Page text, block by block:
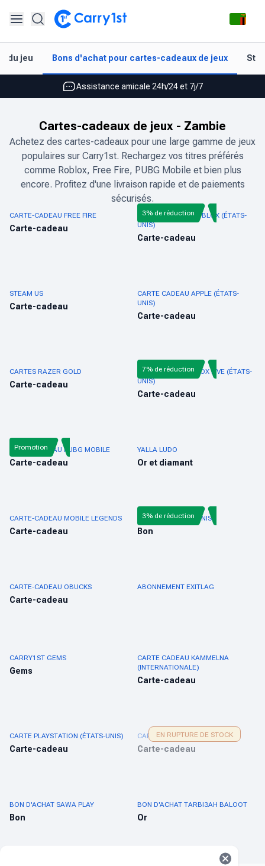
du jeu Bons d'achat pour cartes-cadeaux de jeux
Les meilleures offres pour vos meilleurs jeux
Assistance amicale 24h/24 et 7j/7
Rechargement et livraison instantanés
Les meilleures offres pour vos meilleurs jeux
Assistance amicale 24h/24 et 7j/7
Noté 4,45 sur Google Play et l'App Store
Cartes-cadeaux de jeux - Zambie
Achetez des cartes-cadeaux pour une large gamme de jeux
populaires sur Carry1st. Rechargez vos titres préférés
comme Roblox, Free Fire, PUBG Mobile et bien plus
encore. Profitez d'une livraison rapide et de paiements
sécurisés.
CARTE-CADEAU FREE FIRE
Carte-cadeau
CARTE-CADEAU ROBLOX (ÉTATS-
UNIS)
Carte-cadeau
3% de réduction
STEAM US
Carte-cadeau
CARTE CADEAU APPLE (ÉTATS-
UNIS)
Carte-cadeau
CARTES RAZER GOLD
Carte-cadeau
CARTE CADEAU XBOX LIVE (ÉTATS-
UNIS)
Carte-cadeau
7% de réduction
CARTE-CADEAU PUBG MOBILE
Carte-cadeau
Promotion YALLA LUDO
Or et diamant
CARTE-CADEAU MOBILE LEGENDS
Carte-cadeau
NINTENDO ÉTATS-UNIS
Bon
3% de réduction
CARTE-CADEAU OBUCKS
Carte-cadeau
ABONNEMENT EXITLAG
CARRY1ST GEMS
Gems
CARTE CADEAU KAMMELNA
(INTERNATIONALE)
Carte-cadeau
CARTE PLAYSTATION (ÉTATS-UNIS)
Carte-cadeau
CARTE PLAYSTATION (SG)
Carte-cadeau
EN RUPTURE DE STOCK
BON D'ACHAT SAWA PLAY
Bon
BON D'ACHAT TARBI3AH BALOOT
Or